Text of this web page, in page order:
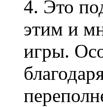
4. Это
этим и
игры.